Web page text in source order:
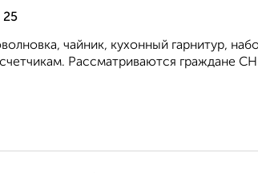
25
чайник, кухонный гарнитур,
Рассматриваются граждане